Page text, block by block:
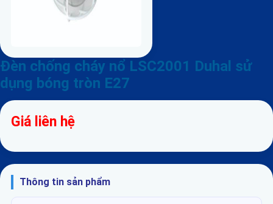
Đèn chống cháy nổ LSC2001 Duhal sử
dụng bóng tròn E27
Giá liên hệ
Thông tin sản phẩm